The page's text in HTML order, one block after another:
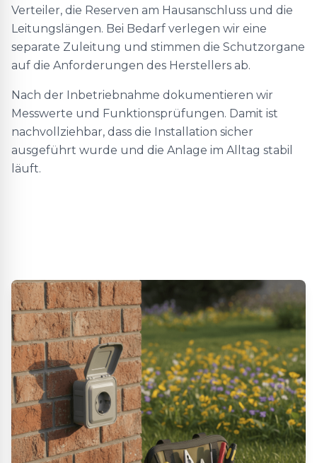
Verteiler, die Reserven am Hausanschluss und die
Leitungslängen. Bei Bedarf verlegen wir eine
separate Zuleitung und stimmen die Schutzorgane
auf die Anforderungen des Herstellers ab.
Nach der Inbetriebnahme dokumentieren wir
Messwerte und Funktionsprüfungen. Damit ist
nachvollziehbar, dass die Installation sicher
ausgeführt wurde und die Anlage im Alltag stabil
läuft.